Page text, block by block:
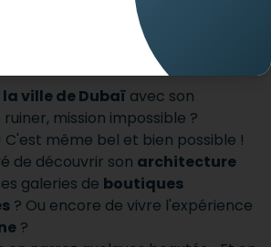
ville de Dubaï avec son
mission impossible ?
C'est même bel et bien possible !
de découvrir son architecture
galeries de boutiques
? Ou encore de vivre l'expérience
?